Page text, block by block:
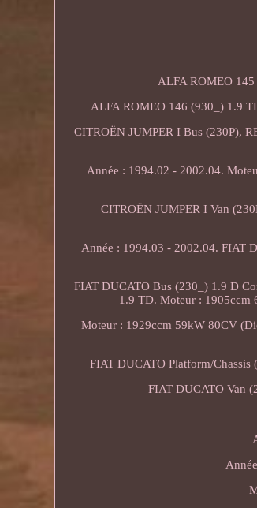
ALFA ROMEO
ALFA ROMEO 146 (930_) 1.9
CITROËN JUMPER I Bus (230P),
Année : 1994.02 - 2002.04.
CITROËN JUMPER I Van
Année : 1994.03 - 2002.04. FIAT
FIAT DUCATO Bus (230_) 1.9 D
1.9 TD. Moteur : 1905ccm
Moteur : 1929ccm 59kW 80CV
FIAT DUCATO Platform/
FIAT DUCATO Van